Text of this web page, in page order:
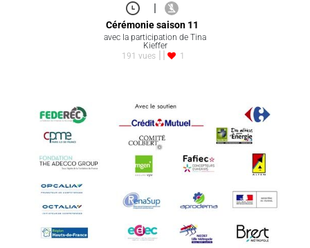
|
Cérémonie saison 11
avec la participation de Tina
Kieffer
191 vues
1